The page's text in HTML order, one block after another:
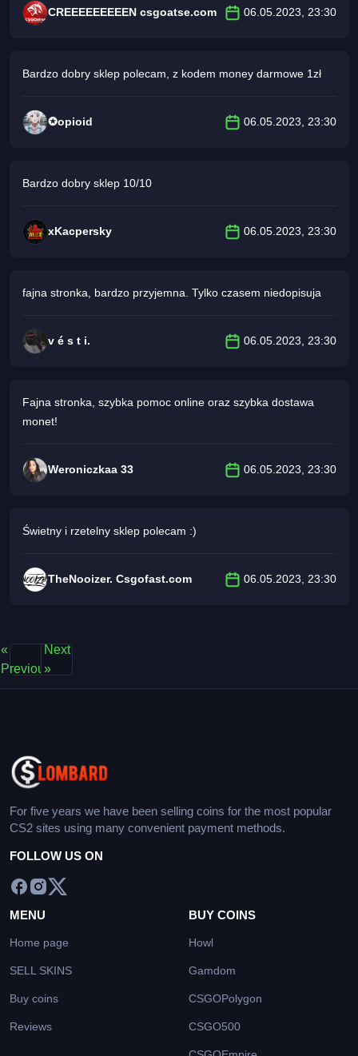
CREEEEEEEEEN csgoatse.com 06.05.2023, 23:30
Bardzo dobry sklep polecam, z kodem money darmowe 1zł
✪opioid 06.05.2023, 23:30
Bardzo dobry sklep 10/10
xKacpersky 06.05.2023, 23:30
fajna stronka, bardzo przyjemna. Tylko czasem niedopisuja
v é s t i. 06.05.2023, 23:30
Fajna stronka, szybka pomoc online oraz szybka dostawa
monet!
Weroniczkaa 33 06.05.2023, 23:30
Świetny i rzetelny sklep polecam :)
TheNooizer. Csgofast.com 06.05.2023, 23:30
«
Previous
Next
»
For five years we have been selling coins for the most popular
CS2 sites using many convenient payment methods.
FOLLOW US ON
MENU
Home page
SELL SKINS
Buy coins
Reviews
BUY COINS
Howl
Gamdom
CSGOPolygon
CSGO500